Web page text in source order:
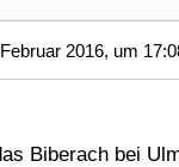
2016, um
Biberach bei